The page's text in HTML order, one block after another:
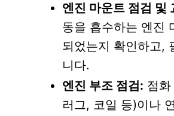
엔진 마운트 점검 및
동을 흡수하는 엔진
되었는지 확인하고,
니다.
엔진 부조 점검: 점
러그, 코일 등)이나